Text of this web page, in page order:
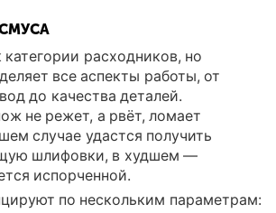
категории расходников, но
все аспекты работы, от
до качества деталей.
не режет, а рвёт, ломает
случае удастся получить
шлифовки, в худшем —
испорченной.
по нескольким параметрам: